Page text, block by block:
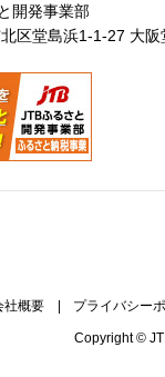
開発事業部
区堂島浜1-1-27 大阪
社概要 プライバシー
Copyright ©